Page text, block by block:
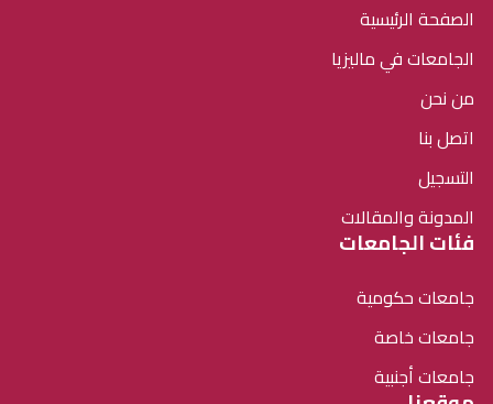
الصفحة الرئيسية
الجامعات في ماليزيا
من نحن
اتصل بنا
التسجيل
المدونة والمقالات
فئات الجامعات
جامعات حكومية
جامعات خاصة
جامعات أجنبية